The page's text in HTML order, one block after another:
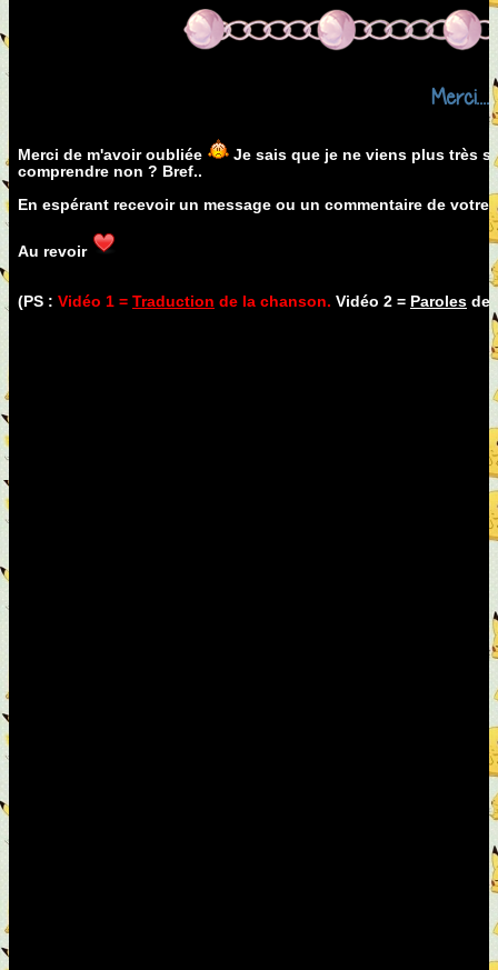
Merci.....
Merci de m'avoir oubliée
Je sais que je ne viens plus très
comprendre non ? Bref..
En espérant recevoir un message ou un commentaire de votre
Au revoir
(PS : Vidéo 1 = Traduction de la chanson. Vidéo 2 = Paroles de